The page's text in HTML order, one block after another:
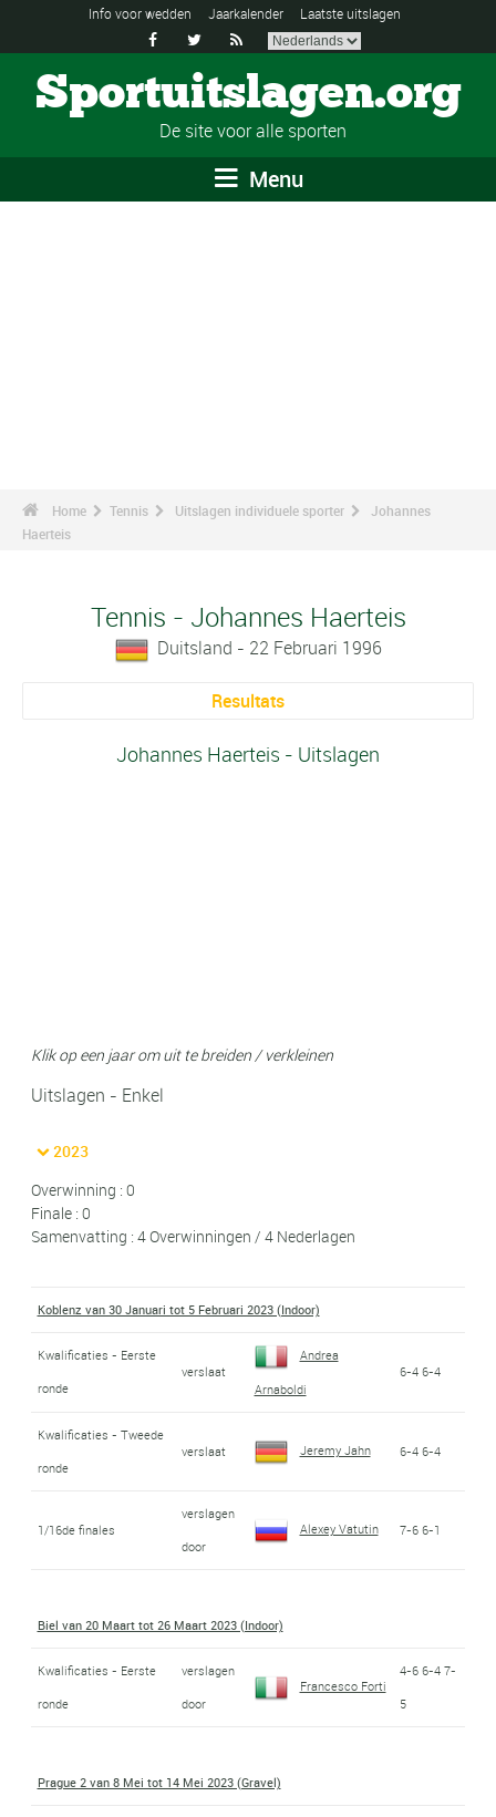
Info voor wedden Jaarkalender Laatste uitslagen
  
Sportuitslagen.org
De site voor alle sporten
Menu
Home Tennis Uitslagen individuele sporter
Johannes
Haerteis
Tennis - Johannes Haerteis
Duitsland - 22 Februari 1996
Resultats
Johannes Haerteis - Uitslagen
Klik op een jaar om uit te breiden / verkleinen
Uitslagen - Enkel
2023
Overwinning : 0
Finale : 0
Samenvatting : 4 Overwinningen / 4 Nederlagen
Koblenz van 30 Januari tot 5 Februari 2023 (Indoor)
Kwalificaties - Eerste
ronde
verslaat
Andrea
Arnaboldi
6-4 6-4
Kwalificaties - Tweede
ronde
verslaat Jeremy Jahn 6-4 6-4
1/16de finales
verslagen
door
Alexey Vatutin 7-6 6-1
Biel van 20 Maart tot 26 Maart 2023 (Indoor)
Kwalificaties - Eerste
ronde
verslagen
door
Francesco Forti
4-6 6-4 7-
5
Prague 2 van 8 Mei tot 14 Mei 2023 (Gravel)